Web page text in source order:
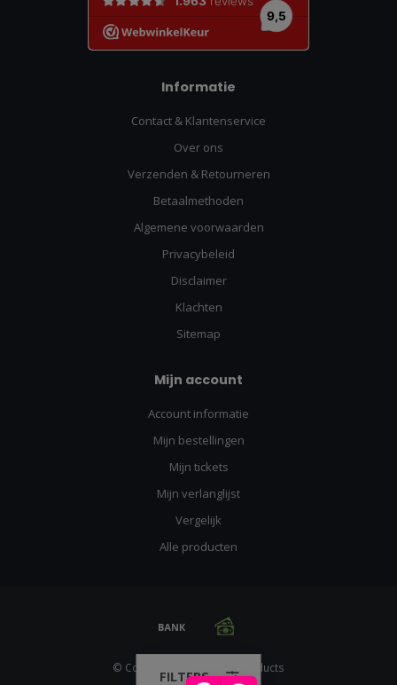
Informatie
Contact & Klantenservice
Over ons
Verzenden & Retourneren
Betaalmethoden
Algemene voorwaarden
Privacybeleid
Disclaimer
Klachten
Sitemap
Mijn account
Account informatie
Mijn bestellingen
Mijn tickets
Mijn verlanglijst
Vergelijk
Alle producten
© Copyright 2026 Racing Products
FILTERS